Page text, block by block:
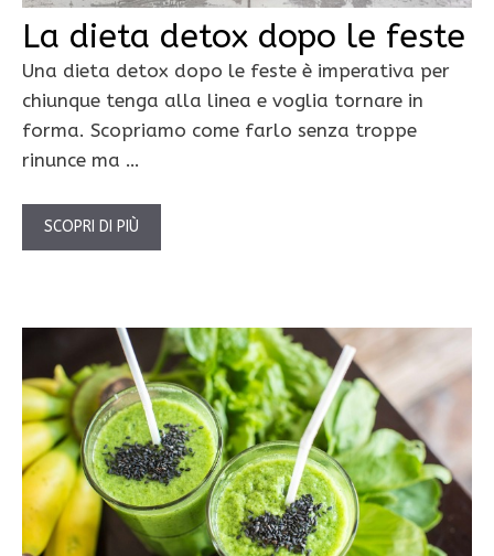
La dieta detox dopo le feste
Una dieta detox dopo le feste è imperativa per
chiunque tenga alla linea e voglia tornare in
forma. Scopriamo come farlo senza troppe
rinunce ma …
SCOPRI DI PIÙ